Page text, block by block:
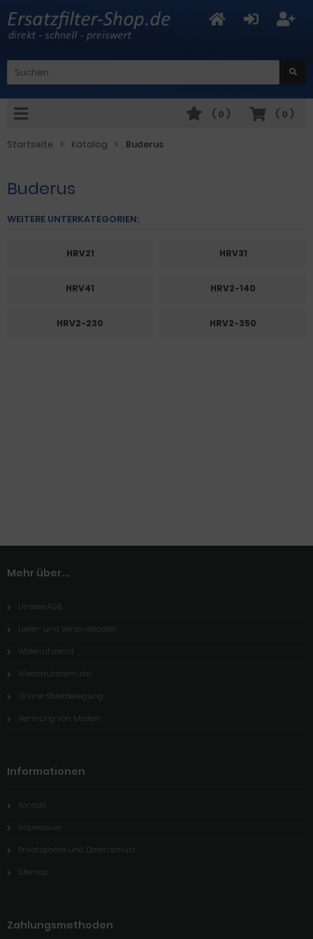
( 0 )
( 0 )
Startseite Katalog Buderus
Buderus
WEITERE UNTERKATEGORIEN:
HRV21 HRV31
HRV41 HRV2-140
HRV2-230 HRV2-350
Mehr über...
Unsere AGB
Liefer- und Versandkosten
Widerrufsrecht
Wiederrufsformular
Online-Streitbeilegung
Nennung von Marken
Informationen
Kontakt
Impressum
Privatsphäre und Datenschutz
Sitemap
Zahlungsmethoden